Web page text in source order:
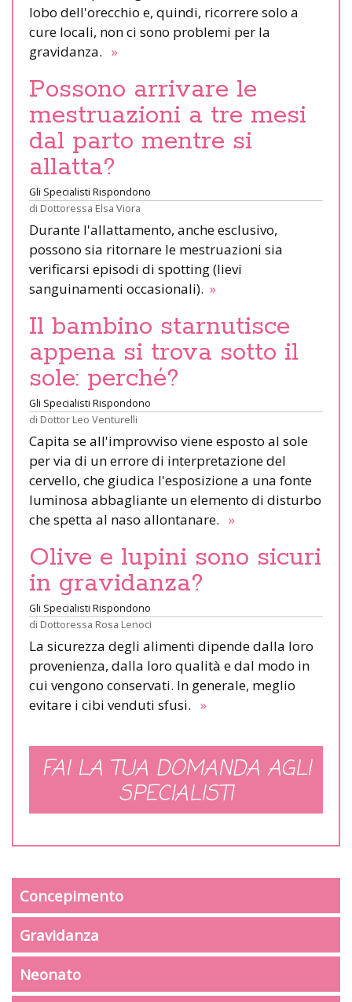
lobo dell'orecchio e, quindi, ricorrere solo a
cure locali, non ci sono problemi per la
gravidanza. »
Possono arrivare le
mestruazioni a tre mesi
dal parto mentre si
allatta?
Gli Specialisti Rispondono
di Dottoressa Elsa Viora
Durante l'allattamento, anche esclusivo,
possono sia ritornare le mestruazioni sia
verificarsi episodi di spotting (lievi
sanguinamenti occasionali). »
Il bambino starnutisce
appena si trova sotto il
sole: perché?
Gli Specialisti Rispondono
di Dottor Leo Venturelli
Capita se all'improvviso viene esposto al sole
per via di un errore di interpretazione del
cervello, che giudica l'esposizione a una fonte
luminosa abbagliante un elemento di disturbo
che spetta al naso allontanare. »
Olive e lupini sono sicuri
in gravidanza?
Gli Specialisti Rispondono
di Dottoressa Rosa Lenoci
La sicurezza degli alimenti dipende dalla loro
provenienza, dalla loro qualità e dal modo in
cui vengono conservati. In generale, meglio
evitare i cibi venduti sfusi. »
FAI LA TUA DOMANDA AGLI
SPECIALISTI
Concepimento
Gravidanza
Neonato